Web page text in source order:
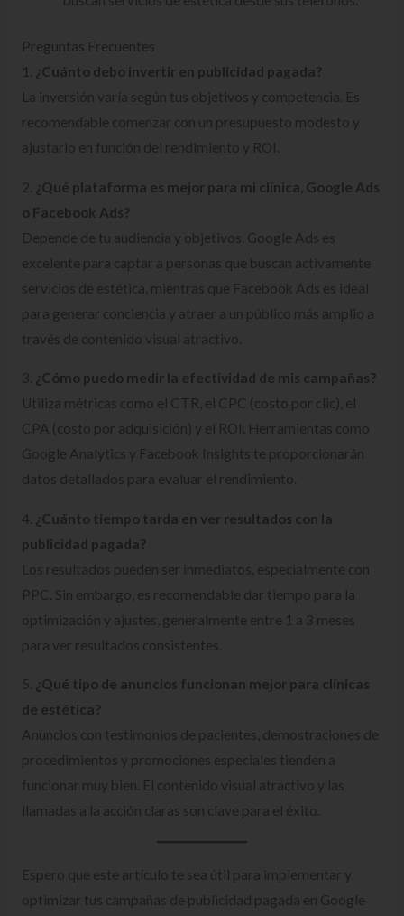
Preguntas Frecuentes
1.
¿Cuánto debo invertir en publicidad pagada?
La inversión varía según tus objetivos y competencia. Es
recomendable comenzar con un presupuesto modesto y
ajustarlo en función del rendimiento y ROI.
2. ¿Qué plataforma es mejor para mi clínica, Google Ads
o Facebook Ads?
Depende de tu audiencia y objetivos. Google Ads es
excelente para captar a personas que buscan activamente
servicios de estética, mientras que Facebook Ads es ideal
para generar conciencia y atraer a un público más amplio a
través de contenido visual atractivo.
3. ¿Cómo puedo medir la efectividad de mis campañas?
Utiliza métricas como el CTR, el CPC (costo por clic), el
CPA (costo por adquisición) y el ROI. Herramientas como
Google Analytics y Facebook Insights te proporcionarán
datos detallados para evaluar el rendimiento.
4. ¿Cuánto tiempo tarda en ver resultados con la
publicidad pagada?
Los resultados pueden ser inmediatos, especialmente con
PPC. Sin embargo, es recomendable dar tiempo para la
optimización y ajustes, generalmente entre 1 a 3 meses
para ver resultados consistentes.
5. ¿Qué tipo de anuncios funcionan mejor para clínicas
de estética?
Anuncios con testimonios de pacientes, demostraciones de
procedimientos y promociones especiales tienden a
funcionar muy bien. El contenido visual atractivo y las
llamadas a la acción claras son clave para el éxito.
Espero que este artículo te sea útil para implementar y
optimizar tus campañas de publicidad pagada en Google